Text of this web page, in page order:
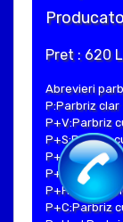
Pret : 620
Abrevieri
P:Parbriz clar
P+V:Parbriz
P+S:Parbriz
P+SE:Parbriz
P+I:Parbriz
P+H:Parbriz
P+C:Parbriz